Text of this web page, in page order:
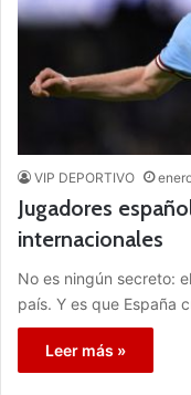
VIP DEPORTIVO
Jugadores
internacionales
No es ningún secreto:
país. Y es que España
Leer más »